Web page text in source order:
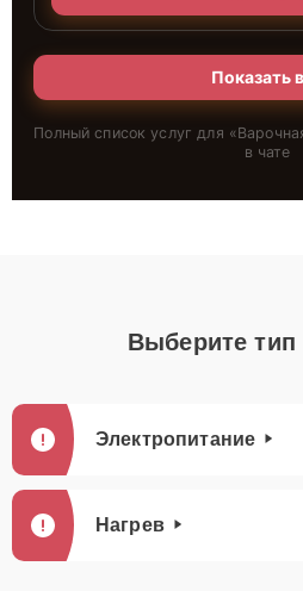
Показать
Полный список услуг для «
в чате
Выберите
Электропитание
Нагрев